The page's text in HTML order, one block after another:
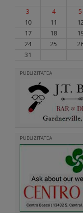
3
4 5
10
11
17
18
24
25
31
PUBLIZITATEA
PUBLIZITATEA